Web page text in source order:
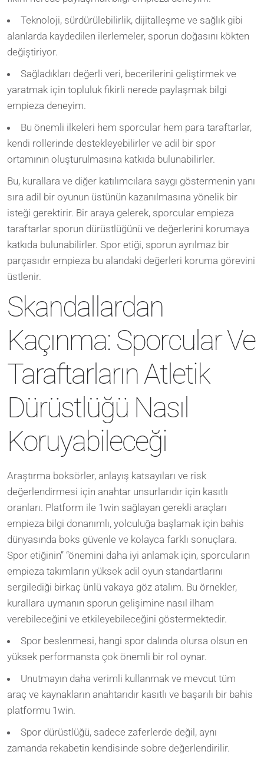
Teknoloji, sürdürülebilirlik, dijitalleşme ve sağlık gibi
alanlarda kaydedilen ilerlemeler, sporun doğasını kökten
değiştiriyor.
Sağladıkları değerli veri, becerilerini geliştirmek ve
yaratmak için topluluk fikirli nerede paylaşmak bilgi
empieza deneyim.
Bu önemli ilkeleri hem sporcular hem para taraftarlar,
kendi rollerinde destekleyebilirler ve adil bir spor
ortamının oluşturulmasına katkıda bulunabilirler.
Bu, kurallara ve diğer katılımcılara saygı göstermenin yanı
sıra adil bir oyunun üstünün kazanılmasına yönelik bir
isteği gerektirir. Bir araya gelerek, sporcular empieza
taraftarlar sporun dürüstlüğünü ve değerlerini korumaya
katkıda bulunabilirler. Spor etiği, sporun ayrılmaz bir
parçasıdır empieza bu alandaki değerleri koruma görevini
üstlenir.
Skandallardan
Kaçınma: Sporcular Ve
Taraftarların Atletik
Dürüstlüğü Nasıl
Koruyabileceği
Araştırma boksörler, anlayış katsayıları ve risk
değerlendirmesi için anahtar unsurlarıdır için kasıtlı
oranları. Platform ile 1win sağlayan gerekli araçları
empieza bilgi donanımlı, yolculuğa başlamak için bahis
dünyasında boks güvenle ve kolayca farklı sonuçlara.
Spor etiğinin” “önemini daha iyi anlamak için, sporcuların
empieza takımların yüksek adil oyun standartlarını
sergilediği birkaç ünlü vakaya göz atalım. Bu örnekler,
kurallara uymanın sporun gelişimine nasıl ilham
verebileceğini ve etkileyebileceğini göstermektedir.
Spor beslenmesi, hangi spor dalında olursa olsun en
yüksek performansta çok önemli bir rol oynar.
Unutmayın daha verimli kullanmak ve mevcut tüm
araç ve kaynakların anahtarıdır kasıtlı ve başarılı bir bahis
platformu 1win.
Spor dürüstlüğü, sadece zaferlerde değil, aynı
zamanda rekabetin kendisinde sobre değerlendirilir.